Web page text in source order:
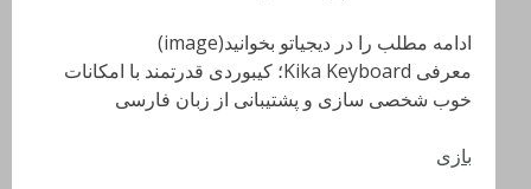
ادامه مطلب را در دیجیاتو بخوانید(image)
معرفی Kika Keyboard؛ کیبوردی قدرتمند با امکانات
خوب شخصی سازی و پشتیبانی از زبان فارسی
بازی